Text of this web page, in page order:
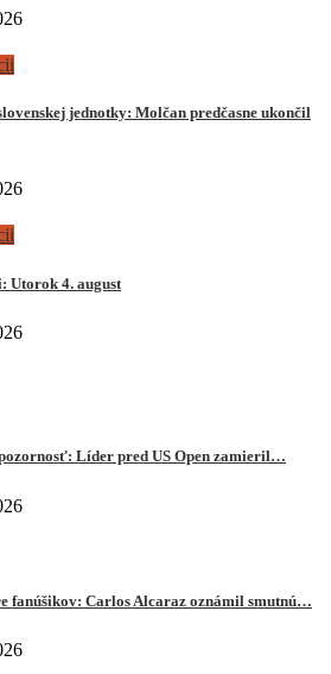
jednotky: Molčan predčasne ukončil
Utorok 4. august
Líder pred US Open zamieril…
fanúšikov: Carlos Alcaraz oznámil smutnú…